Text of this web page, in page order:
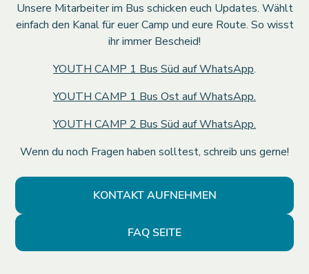
Unsere Mitarbeiter im Bus schicken euch Updates. Wählt
einfach den Kanal für euer Camp und eure Route. So wisst
ihr immer Bescheid!
YOUTH CAMP 1 Bus Süd auf WhatsApp.
YOUTH CAMP 1 Bus Ost auf WhatsApp.
‎YOUTH CAMP 2 Bus Süd auf WhatsApp.
Wenn du noch Fragen haben solltest, schreib uns gerne!
KONTAKT AUFNEHMEN
FAQ SEITE